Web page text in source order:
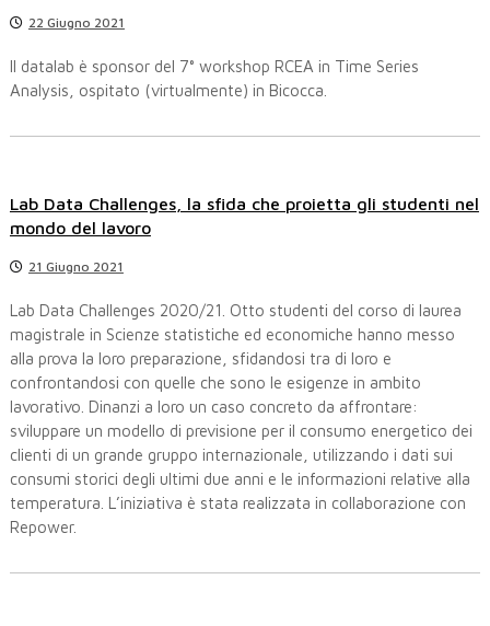
22 Giugno 2021
Il datalab è sponsor del 7° workshop RCEA in Time Series
Analysis, ospitato (virtualmente) in Bicocca.
Lab Data Challenges, la sfida che proietta gli studenti nel
mondo del lavoro
21 Giugno 2021
Lab Data Challenges 2020/21. Otto studenti del corso di laurea
magistrale in Scienze statistiche ed economiche hanno messo
alla prova la loro preparazione, sfidandosi tra di loro e
confrontandosi con quelle che sono le esigenze in ambito
lavorativo. Dinanzi a loro un caso concreto da affrontare:
sviluppare un modello di previsione per il consumo energetico dei
clienti di un grande gruppo internazionale, utilizzando i dati sui
consumi storici degli ultimi due anni e le informazioni relative alla
temperatura. L’iniziativa è stata realizzata in collaborazione con
Repower.